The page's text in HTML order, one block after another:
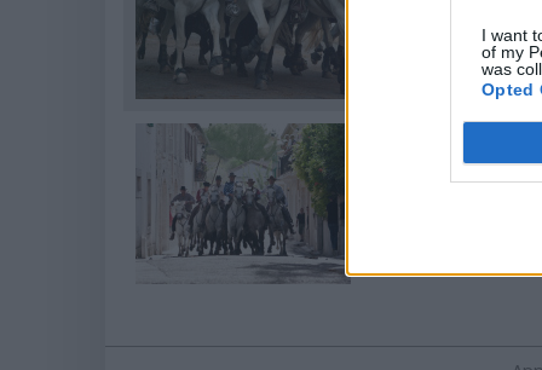
I want
of my
was
Opted
de découvrir et
Fête Locale
Au nord de